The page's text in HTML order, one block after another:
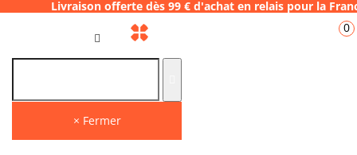
offerte dès 99 € d'achat en relais
× Fermer
0